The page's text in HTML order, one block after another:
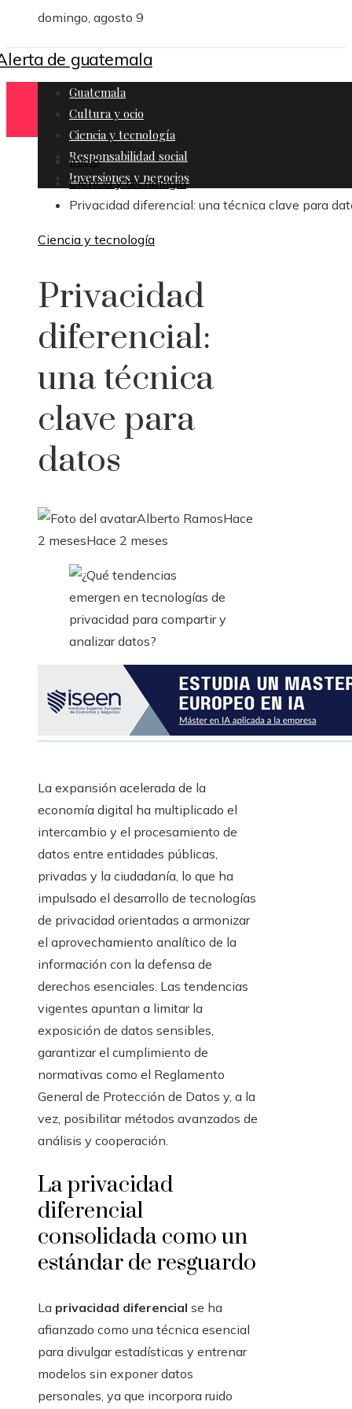
domingo, agosto 9
Guatemala
Cultura y ocio
Ciencia y tecnología
Responsabilidad social
Inversiones y negocios
Inicio
Ciencia y tecnología
Privacidad diferencial: una técnica clave para
Ciencia y tecnología
Privacidad
diferencial:
una técnica
clave para
datos
Alberto RamosHace
2 mesesHace 2 meses
La expansión acelerada de la
economía digital ha multiplicado el
intercambio y el procesamiento de
datos entre entidades públicas,
privadas y la ciudadanía, lo que ha
impulsado el desarrollo de tecnologías
de privacidad orientadas a armonizar
el aprovechamiento analítico de la
información con la defensa de
derechos esenciales. Las tendencias
vigentes apuntan a limitar la
exposición de datos sensibles,
garantizar el cumplimiento de
normativas como el Reglamento
General de Protección de Datos y, a la
vez, posibilitar métodos avanzados de
análisis y cooperación.
La privacidad
diferencial
consolidada como un
estándar de resguardo
La privacidad diferencial se ha
afianzado como una técnica esencial
para divulgar estadísticas y entrenar
modelos sin exponer datos
personales, ya que incorpora ruido